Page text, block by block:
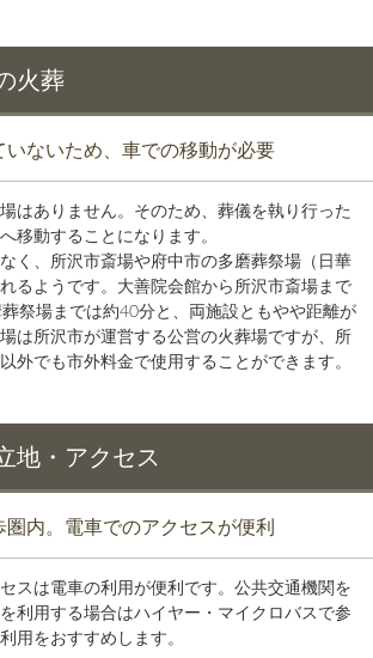
火葬
いないため、車での移動が必要
はありません。そのため、葬儀を執り行った
移動することになります。
く、所沢市斎場や府中市の多磨葬祭場（日華
るようです。大善院会館から所沢市斎場まで
祭場までは約40分と、両施設ともやや距離が
は所沢市が運営する公営の火葬場ですが、所
外でも市外料金で使用することができます。
地・アクセス
内。電車でのアクセスが便利
スは電車の利用が便利です。公共交通機関を
利用する場合はハイヤー・マイクロバスで参
用をおすすめします。